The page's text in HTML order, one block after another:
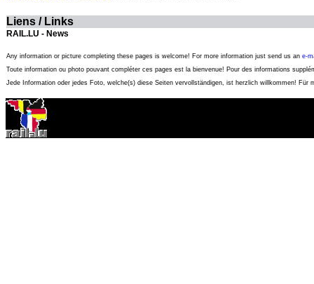
Liens / Links
RAIL.LU - News
Any information or picture completing these pages is welcome! For more information just send us an e-
Toute information ou photo pouvant compléter ces pages est la bienvenue! Pour des informations
Jede Information oder jedes Foto, welche(s) diese Seiten vervollständigen, ist herzlich willkommen! Für